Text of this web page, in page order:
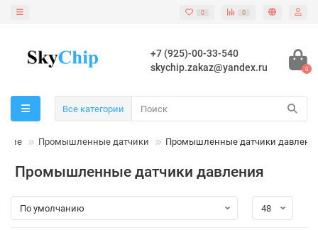
0 0
+7 (925)-00-33-540
skychip.zakaz@yandex.ru
0
Все категории
Промышленные датчики Промышленные датчики
Промышленные датчики давления